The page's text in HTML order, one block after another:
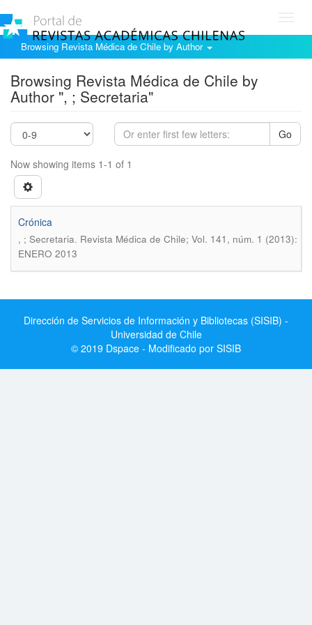
Browsing Revista Médica de Chile by Author
Browsing Revista Médica de Chile by
Author ", ; Secretaria"
Go
Now showing items 1-1 of 1
Crónica
, ; Secretaria. Revista Médica de Chile; Vol. 141, núm. 1 (2013):
ENERO 2013
Dirección de Servicios de Información y Bibliotecas (SISIB) -
Universidad de Chile
© 2019 Dspace - Modificado por SISIB